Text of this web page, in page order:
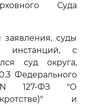
Суда
заявления, суды
инстанций, с
суд округа,
Федерального
N 127-ФЗ "О
и